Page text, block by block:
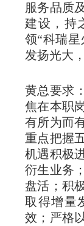
服务品质
建设，持
领“科瑞
发扬光大
黄总要求
焦在本职
有所为而
重点把握
机遇积极
衍生业务
盘活；积
取得增量
效；严格